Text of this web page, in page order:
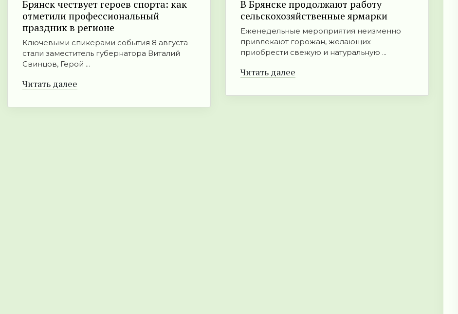
Брянск чествует героев спорта: как
отметили профессиональный
праздник в регионе
Ключевыми спикерами события 8 августа
стали заместитель губернатора Виталий
Свинцов, Герой ...
Читать далее
В Брянске продолжают работу
сельскохозяйственные ярмарки
Еженедельные мероприятия неизменно
привлекают горожан, желающих
приобрести свежую и натуральную ...
Читать далее